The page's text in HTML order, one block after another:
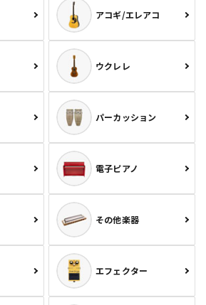
アコギ/エレアコ
ウクレレ
パーカッション
電子ピアノ
その他楽器
エフェクター